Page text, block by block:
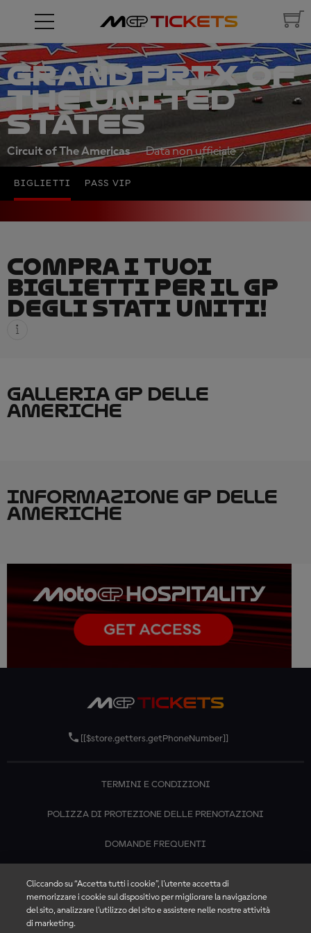
GRAND PRIX OF
THE UNITED
STATES
Circuit of The Americas Data non ufficiale
BIGLIETTI PASS VIP
COMPRA I TUOI
BIGLIETTI PER IL GP
DEGLI STATI UNITI!
GALLERIA GP DELLE
AMERICHE
INFORMAZIONE GP DELLE
AMERICHE
[[$store.getters.getPhoneNumber]]
TERMINI E CONDIZIONI
POLIZZA DI PROTEZIONE DELLE PRENOTAZIONI
DOMANDE FREQUENTI
Cliccando su “Accetta tutti i cookie”, l'utente accetta di
memorizzare i cookie sul dispositivo per migliorare la navigazione
del sito, analizzare l'utilizzo del sito e assistere nelle nostre attività
di marketing.